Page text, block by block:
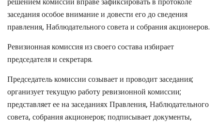
заседания особое внимание и довести его до сведения
правления, Наблюдательного совета и собрания акционеров.
Ревизионная комиссия из своего состава избирает
председателя и секретаря.
Председатель комиссии созывает и проводит заседания;
организует текущую работу ревизионной комиссии;
представляет ее на заседаниях Правления, Наблюдательного
совета, собрания акционеров; подписывает документы,